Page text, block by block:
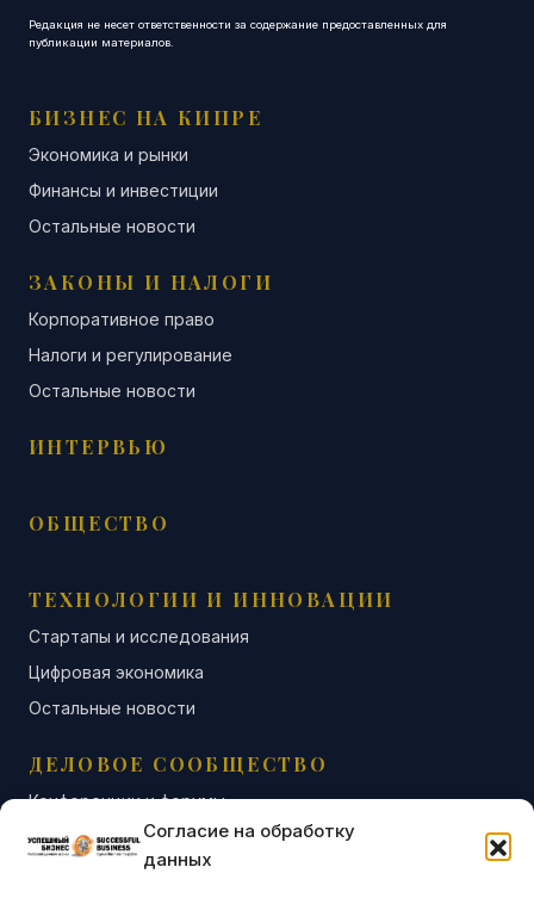
Согласие на обработку
данных
Редакция не несет ответственности за содержание предоставленных для
публикации материалов.
БИЗНЕС НА КИПРЕ
Экономика и рынки
Финансы и инвестиции
Остальные новости
ЗАКОНЫ И НАЛОГИ
Корпоративное право
Налоги и регулирование
Остальные новости
ИНТЕРВЬЮ
ОБЩЕСТВО
ТЕХНОЛОГИИ И ИННОВАЦИИ
Стартапы и исследования
Цифровая экономика
Остальные новости
ДЕЛОВОЕ СООБЩЕСТВО
Конференции и форумы
Бизнес-клубы и ассоциации
Остальные новости